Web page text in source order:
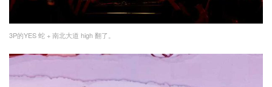
3P的YES 蛇 + 南北⼤道 high 翻了。